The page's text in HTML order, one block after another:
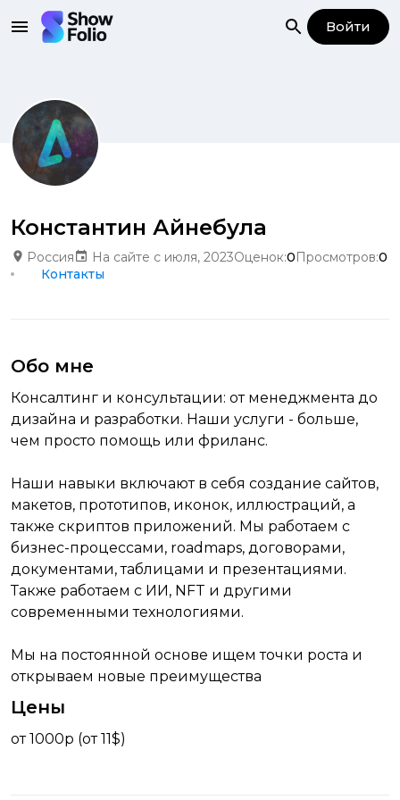
Войти
Константин Айнебула
Россия На сайте с июля, 2023Оценок:0Просмотров:0
Контакты
Обо мне
Консалтинг и консультации: от менеджмента до
дизайна и разработки. Наши услуги - больше,
чем просто помощь или фриланс.
Наши навыки включают в себя создание сайтов,
макетов, прототипов, иконок, иллюстраций, а
также скриптов приложений. Мы работаем с
бизнес-процессами, roadmaps, договорами,
документами, таблицами и презентациями.
Также работаем с ИИ, NFT и другими
современными технологиями.
Мы на постоянной основе ищем точки роста и
открываем новые преимущества
Цены
от 1000р (от 11$)